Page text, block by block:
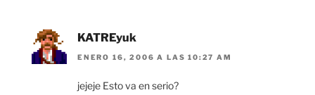
KATREyuk
ENERO 16, 2006 A LAS 10:27 AM
jejeje Esto va en serio?